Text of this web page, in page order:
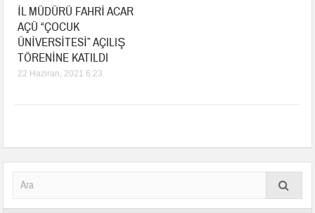
İL MÜDÜRÜ FAHRİ ACAR
AÇÜ “ÇOCUK
ÜNİVERSİTESİ” AÇILIŞ
TÖRENİNE KATILDI
22 Haziran, 2021 6:23